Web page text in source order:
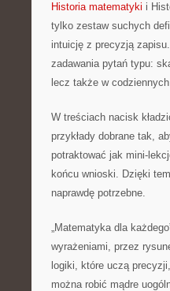
Historia matematyki i
tylko zestaw suchych
intuicję z precyzją
zadawania pytań typu:
lecz także w
W treściach nacisk
przykłady dobrane tak,
potraktować jak mini-
końcu wnioski. Dzięki
naprawdę potrzebne.
„Matematyka dla
wyrażeniami, przez
logiki, które uczą
można robić mądre